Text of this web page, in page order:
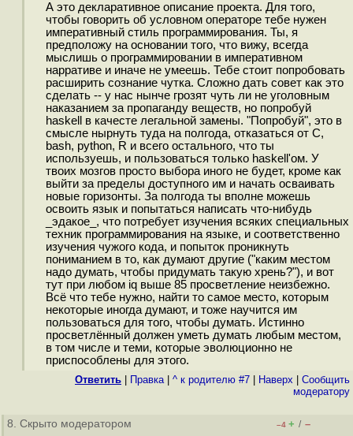
А это декларативное описание проекта. Для того,
чтобы говорить об условном операторе тебе нужен
императивный стиль программирования. Ты, я
предположу на основании того, что вижу, всегда
мыслишь о программировании в императивном
нарративе и иначе не умеешь. Тебе стоит попробовать
расширить сознание чутка. Сложно дать совет как это
сделать -- у нас нынче грозят чуть ли не уголовным
наказанием за пропаганду веществ, но попробуй
haskell в качесте легальной замены. "Попробуй", это в
смысле нырнуть туда на полгода, отказаться от C,
bash, python, R и всего остального, что ты
используешь, и пользоваться только haskell'ом. У
твоих мозгов просто выбора иного не будет, кроме как
выйти за пределы доступного им и начать осваивать
новые горизонты. За полгода ты вполне можешь
освоить язык и попытаться написать что-нибудь
_эдакое_, что потребует изучения всяких специальных
техник программирования на языке, и соответственно
изучения чужого кода, и попыток проникнуть
пониманием в то, как думают другие ("каким местом
надо думать, чтобы придумать такую хрень?"), и вот
тут при любом iq выше 85 просветление неизбежно.
Всё что тебе нужно, найти то самое место, которым
некоторые иногда думают, и тоже научится им
пользоваться для того, чтобы думать. Истинно
просветлённый должен уметь думать любым местом,
в том числе и теми, которые эволюционно не
приспособлены для этого.
Ответить Правка| ^ к родителю #7 Наверх
Cообщить
модератору
8. Скрыто модератором –4 + / –